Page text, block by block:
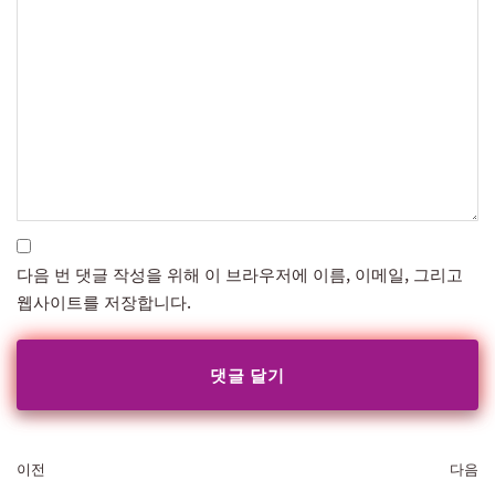
다음 번 댓글 작성을 위해 이 브라우저에 이름, 이메일, 그리고
웹사이트를 저장합니다.
이전 다음